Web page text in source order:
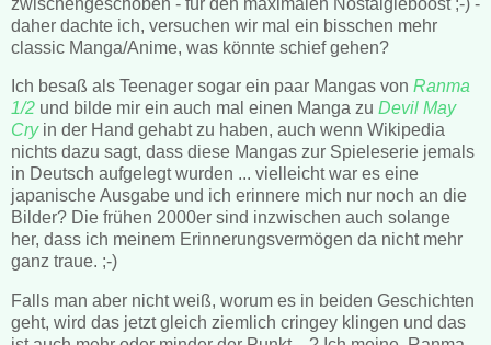
daher dachte ich, versuchen wir mal ein bisschen mehr
classic Manga/Anime, was könnte schief gehen?
Ich besaß als Teenager sogar ein paar Mangas von Ranma
1/2 und bilde mir ein auch mal einen Manga zu Devil May
Cryin der Hand gehabt zu haben, auch wenn Wikipedia
nichts dazu sagt, dass diese Mangas zur Spieleserie jemals
in Deutsch aufgelegt wurden ... vielleicht war es eine
japanische Ausgabe und ich erinnere mich nur noch an die
Bilder? Die frühen 2000er sind inzwischen auch solange
her, dass ich meinem Erinnerungsvermögen da nicht mehr
ganz traue. ;-)
Falls man aber nicht weiß, worum es in beiden Geschichten
geht, wird das jetzt gleich ziemlich cringey klingen und das